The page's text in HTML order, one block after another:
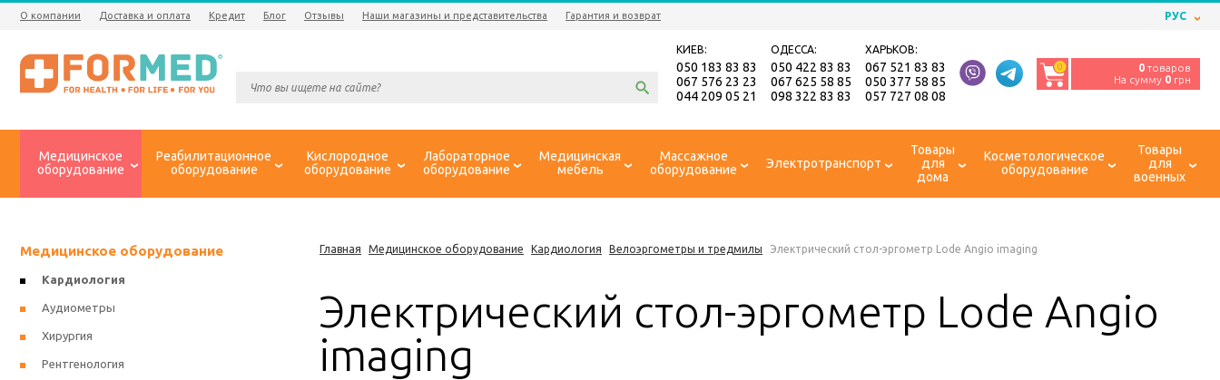
О компании Доставка и оплата Кредит Блог Отзывы Наши магазины и представительства Гарантия и возврат РУС
КИЕВ:
050 183 83 83
067 576 23 23
044 209 05 21
ОДЕССА:
050 422 83 83
067 625 58 85
098 322 83 83
ХАРЬКОВ:
067 521 83 83
050 377 58 85
057 727 08 08
0 0 товаров
На сумму 0 грн
Медицинское
оборудование
Реабилитационное
оборудование
Кислородное
оборудование
Лабораторное
оборудование
Медицинская
мебель
Массажное
оборудование
Электротранспорт
Товары
для
дома
Косметологическое
оборудование
Товары
для
военных
Главная Медицинское оборудование Кардиология Велоэргометры и тредмилы Электрический стол-эргометр Lode Angio imaging
Электрический стол-эргометр Lode Angio
imaging
Медицинское оборудование
Кардиология
Аудиометры
Хирургия
Рентгенология